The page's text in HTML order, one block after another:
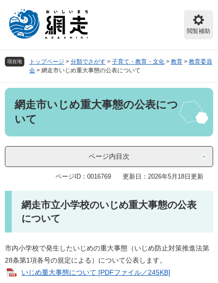
頭
で
飛
ば
閲覧補助
現在地 トップページ > 分類でさがす > 子育て・教育・文化 > 教育 > 教育委員
会 > 網走市いじめ重大事態の公表について
本
網走市いじめ重大事態の公表につ
いて
ページ内目次
ページID：0016769 更新日：2026年5月18日更新
網走市立小学校のいじめ重大事態の公表
について
市内小学校で発生したいじめの重大事態（いじめ防止対策推進法第
28条第1項各号の規定による）について公表します。
いじめ重大事態について [PDFファイル／245KB]